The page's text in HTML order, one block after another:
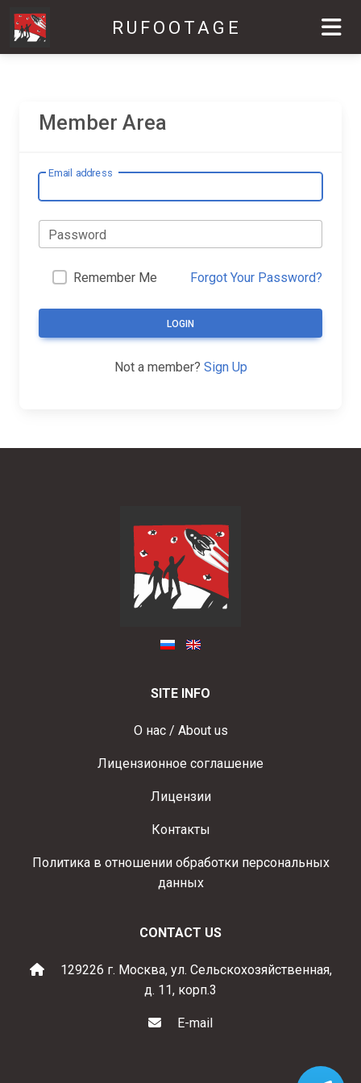
RUFOOTAGE
Member Area
Email address
Password
Remember Me Forgot Your Password?
LOGIN
Not a member? Sign Up
SITE INFO
О нас / About us
Лицензионное соглашение
Лицензии
Контакты
Политика в отношении обработки персональных
данных
CONTACT US
129226 г. Москва, ул. Сельскохозяйственная,
д. 11, корп.3
E-mail